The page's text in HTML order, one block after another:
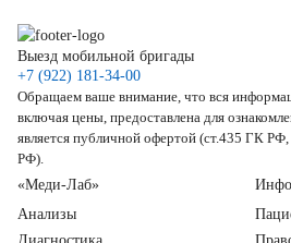
Выезд мобильной бригады
+7 (922) 181-34-00
Обращаем ваше внимание, что вся
включая цены, предоставлена для
является публичной офертой (ст.435 ГК
РФ).
«Меди-Лаб»
Анализы